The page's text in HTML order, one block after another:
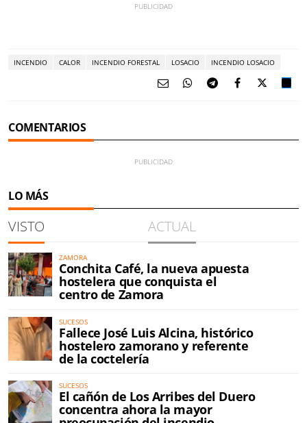
INCENDIO CALOR INCENDIO FORESTAL LOSACIO INCENDIO LOSACIO
COMENTARIOS
LO MÁS
VISTO ACTUAL
ZAMORA
Conchita Café, la nueva apuesta
hostelera que conquista el
centro de Zamora
SUCESOS
Fallece José Luis Alcina, histórico
hostelero zamorano y referente
de la coctelería
SUCESOS
El cañón de Los Arribes del Duero
concentra ahora la mayor